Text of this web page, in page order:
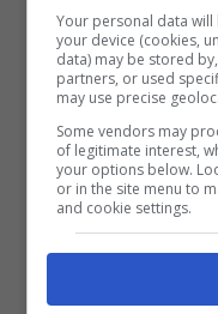
Perrotta,
Jonathan
Capriotti.
selezionato in
vale a dire tra
parte al format
spuntarla sarà
Your personal data
your device (cookies,
data) may be stored
partners, or used
may use precise
Some vendors may
of legitimate interest,
your options below.
or in the site menu to
and cookie settings.